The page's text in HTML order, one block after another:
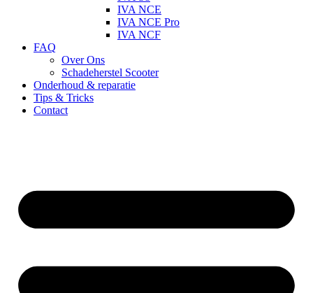
IVA NCE
IVA NCE Pro
IVA NCF
FAQ
Over Ons
Schadeherstel Scooter
Onderhoud & reparatie
Tips & Tricks
Contact